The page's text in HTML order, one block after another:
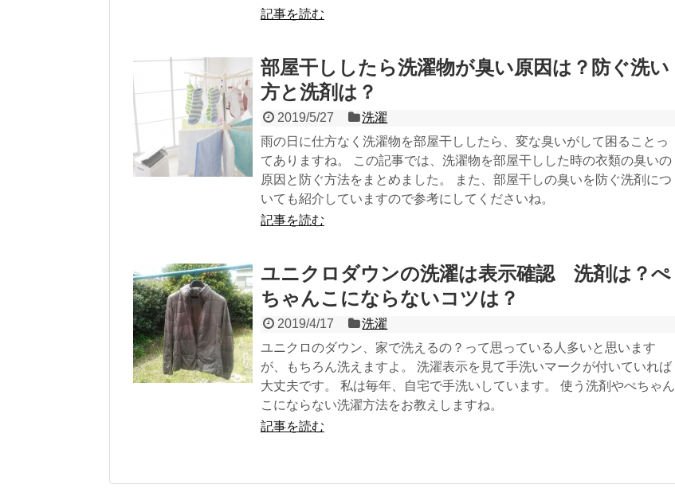
記事を読む
部屋干ししたら洗濯物が臭い原因は？防ぐ洗い
方と洗剤は？
2019/5/27
洗濯
雨の日に仕方なく洗濯物を部屋干ししたら、変な臭いがして困ることっ
てありますね。 この記事では、洗濯物を部屋干しした時の衣類の臭いの
原因と防ぐ方法をまとめました。 また、部屋干しの臭いを防ぐ洗剤につ
いても紹介していますので参考にしてくださいね。
記事を読む
ユニクロダウンの洗濯は表示確認 洗剤は？ぺ
ちゃんこにならないコツは？
2019/4/17
洗濯
ユニクロのダウン、家で洗えるの？って思っている人多いと思います
が、もちろん洗えますよ。 洗濯表示を見て手洗いマークが付いていれば
大丈夫です。 私は毎年、自宅で手洗いしています。 使う洗剤やぺちゃん
こにならない洗濯方法をお教えしますね。
記事を読む